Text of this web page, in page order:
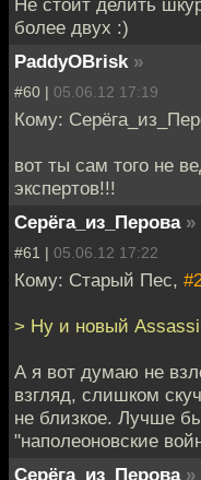
более двух :)
PaddyOBrisk »
#60 | 05.06.12 17:19
Кому:
вот ты сам того не
экспертов!!!
Серёга_из_Перова »
#61 | 05.06.12 17:22
Кому: Старый Пес,
> Ну и новый
А я вот думаю не
взгляд, слишком
не близкое. Лучше
"наполеоновские
Серёга_из_Перова »